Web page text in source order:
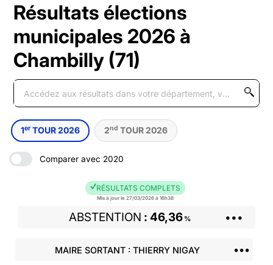
Résultats élections
municipales 2026 à
Chambilly (71)
1er TOUR 2026 2nd TOUR 2026
Comparer avec 2020
RÉSULTATS COMPLETS
Mis à jour le 27/03/2026 à 16h38
ABSTENTION 46,36 % •••
MAIRE SORTANT : THIERRY NIGAY •••